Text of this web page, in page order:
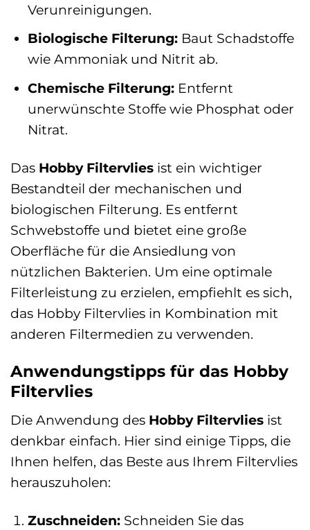
Verunreinigungen.
Biologische Filterung:Baut Schadstoffe
wie Ammoniak und Nitrit ab.
Chemische Filterung:Entfernt
unerwünschte Stoffe wie Phosphat oder
Nitrat.
Das Hobby Filtervlies ist ein wichtiger
Bestandteil der mechanischen und
biologischen Filterung. Es entfernt
Schwebstoffe und bietet eine große
Oberfläche für die Ansiedlung von
nützlichen Bakterien. Um eine optimale
Filterleistung zu erzielen, empfiehlt es sich,
das Hobby Filtervlies in Kombination mit
anderen Filtermedien zu verwenden.
Anwendungstipps für das Hobby
Filtervlies
Die Anwendung des Hobby Filtervlies ist
denkbar einfach. Hier sind einige Tipps, die
Ihnen helfen, das Beste aus Ihrem Filtervlies
herauszuholen:
Zuschneiden:Schneiden Sie das